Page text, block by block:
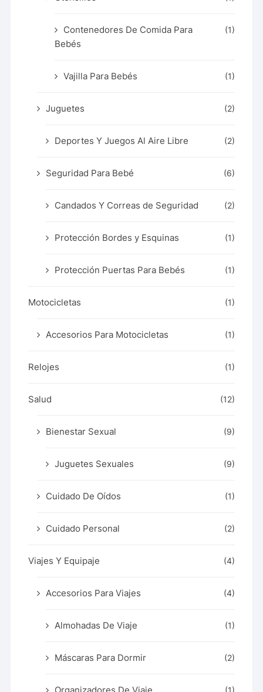
Contenedores De Comida Para
Bebés
(1)
Vajilla Para Bebés (1)
Juguetes (2)
Deportes Y Juegos Al Aire Libre (2)
Seguridad Para Bebé (6)
Candados Y Correas de Seguridad (2)
Protección Bordes y Esquinas (1)
Protección Puertas Para Bebés (1)
Motocicletas (1)
Accesorios Para Motocicletas (1)
Relojes (1)
Salud (12)
Bienestar Sexual (9)
Juguetes Sexuales (9)
Cuidado De Oídos (1)
Cuidado Personal (2)
Viajes Y Equipaje (4)
Accesorios Para Viajes (4)
Almohadas De Viaje (1)
Máscaras Para Dormir (2)